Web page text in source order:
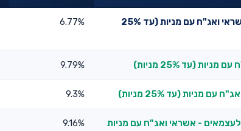
אלטשולר שחם השתלמות אשראי ואג"ח עם מניות (עד 25%
6.77%
(עד 25% מניות) 9.79%
מניות (עד 25% מניות) 9.3%
- אשראי ואג"ח עם מניות
9.16%